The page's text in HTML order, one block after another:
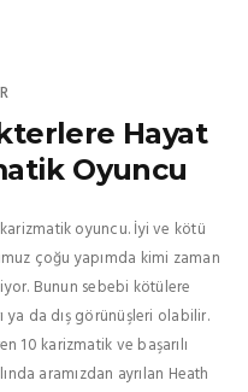
Hayat
Oyuncu
oyuncu. İyi ve kötü
çoğu yapımda kimi zaman
Bunun sebebi kötülere
ya da dış görünüşleri olabilir.
10 karizmatik ve başarılı
aramızdan ayrılan Heath